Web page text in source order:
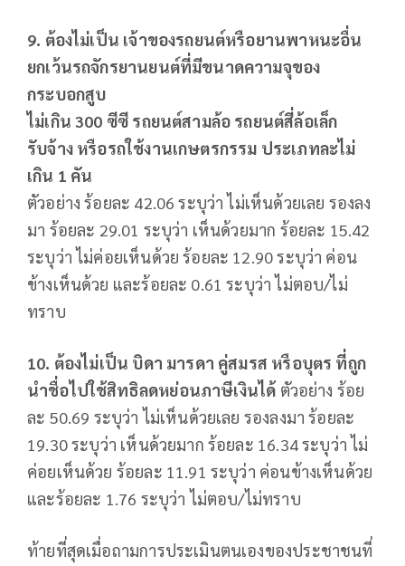
9. ต้องไม่เป็น เจ้าของรถยนต์หรือยานพาหนะอื่น
ยกเว้นรถจักรยานยนต์ที่มีขนาดความจุของ
กระบอกสูบ
ไม่เกิน 300 ซีซี รถยนต์สามล้อ รถยนต์สี่ล้อเล็ก
รับจ้าง หรือรถใช้งานเกษตรกรรม ประเภทละไม่
เกิน 1 คัน
ตัวอย่าง ร้อยละ 42.06 ระบุว่า ไม่เห็นด้วยเลย รองลง
มา ร้อยละ 29.01 ระบุว่า เห็นด้วยมาก ร้อยละ 15.42
ระบุว่า ไม่ค่อยเห็นด้วย ร้อยละ 12.90 ระบุว่า ค่อน
ข้างเห็นด้วย และร้อยละ 0.61 ระบุว่า ไม่ตอบ/ไม่
ทราบ
10. ต้องไม่เป็น บิดา มารดา คู่สมรส หรือบุตร ที่ถูก
นำชื่อไปใช้สิทธิลดหย่อนภาษีเงินได้ ตัวอย่าง ร้อย
ละ 50.69 ระบุว่า ไม่เห็นด้วยเลย รองลงมา ร้อยละ
19.30 ระบุว่า เห็นด้วยมาก ร้อยละ 16.34 ระบุว่า ไม่
ค่อยเห็นด้วย ร้อยละ 11.91 ระบุว่า ค่อนข้างเห็นด้วย
และร้อยละ 1.76 ระบุว่า ไม่ตอบ/ไม่ทราบ
ท้ายที่สุดเมื่อถามการประเมินตนเองของประชาชนที่